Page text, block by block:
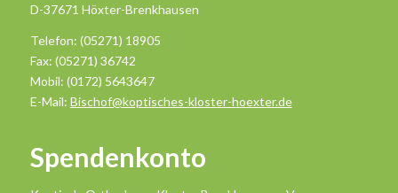
D-37671 Höxter-Brenkhausen
Telefon: (05271) 18905
Fax: (05271) 36742
Mobil: (0172) 5643647
E-Mail: Bischof@koptisches-kloster-hoexter.de
Spendenkonto